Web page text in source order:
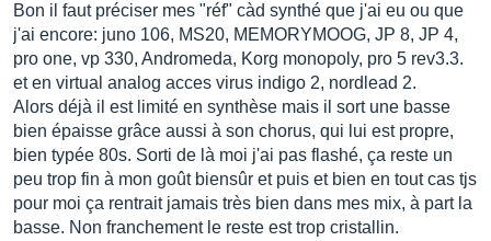
Bon il faut préciser mes "réf" càd synthé que j'ai eu ou que
j'ai encore: juno 106, MS20, MEMORYMOOG, JP 8, JP 4,
pro one, vp 330, Andromeda, Korg monopoly, pro 5 rev3.3.
et en virtual analog acces virus indigo 2, nordlead 2.
Alors déjà il est limité en synthèse mais il sort une basse
bien épaisse grâce aussi à son chorus, qui lui est propre,
bien typée 80s. Sorti de là moi j'ai pas flashé, ça reste un
peu trop fin à mon goût biensûr et puis et bien en tout cas tjs
pour moi ça rentrait jamais très bien dans mes mix, à part la
basse. Non franchement le reste est trop cristallin.